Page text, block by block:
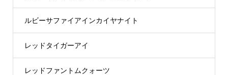
ルビーサファイアインカイヤナイト
レッドタイガーアイ
レッドファントムクォーツ